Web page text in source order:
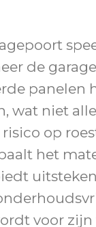
de
panelen
wat niet
op
het
voor